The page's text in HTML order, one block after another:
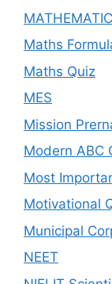
Maths
Maths Quiz
MES
Mission
Modern ABC
Most
Motivational
Municipal
NEET